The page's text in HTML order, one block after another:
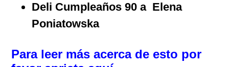
Deli Cumpleaños 90 a Elena
Poniatowska
Para leer más acerca de esto por